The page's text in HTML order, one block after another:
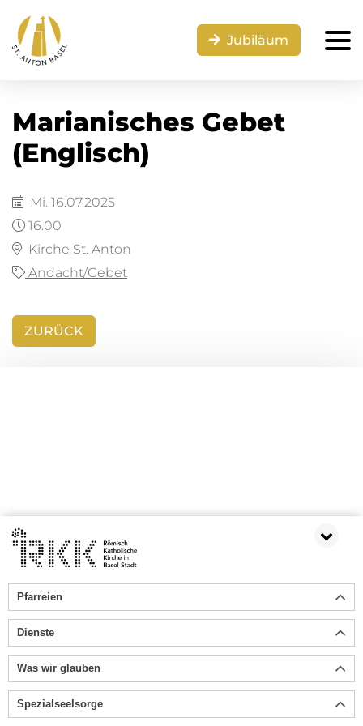
Jubiläum
Marianisches Gebet
(Englisch)
Mi. 16.07.2025
16.00
Kirche St. Anton
Andacht/Gebet
ZURÜCK
Pfarreien
Dienste
Was wir glauben
Spezialseelsorge